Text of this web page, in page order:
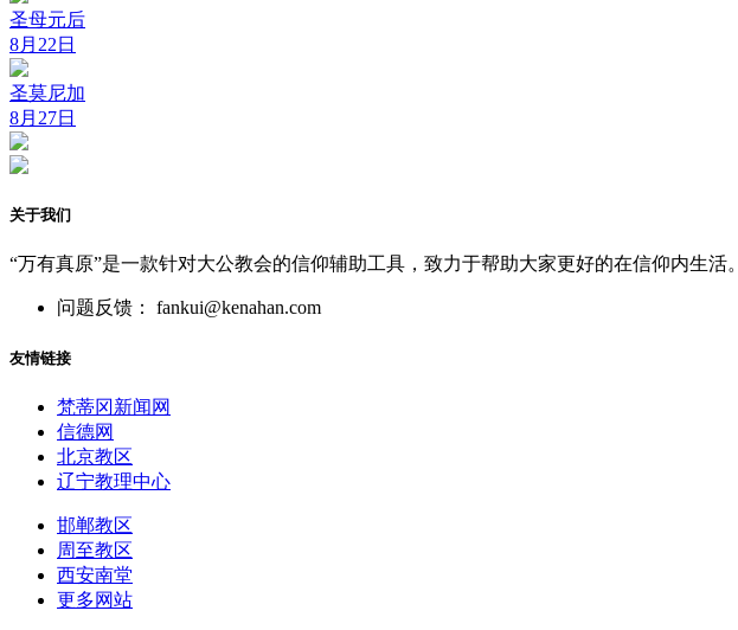
圣母元后
8月22日
圣莫尼加
8月27日
关于我们
“万有真原”是一款针对大公教会的信仰辅助工具，致力于帮助大家更好的在信仰内生活。
问题反馈： fankui@kenahan.com
友情链接
梵蒂冈新闻网
信德网
北京教区
辽宁教理中心
邯郸教区
周至教区
西安南堂
更多网站